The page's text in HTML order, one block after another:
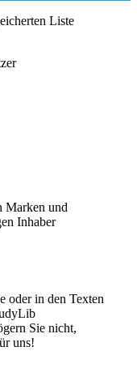
Liste
Marken und
Inhaber
oder in den Texten
Sie nicht,
uns!